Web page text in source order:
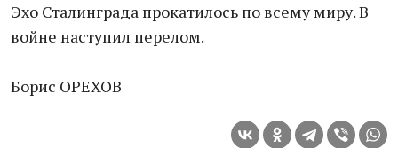
Эхо Сталинграда прокатилось по всему миру. В
войне наступил перелом.
Борис ОРЕХОВ